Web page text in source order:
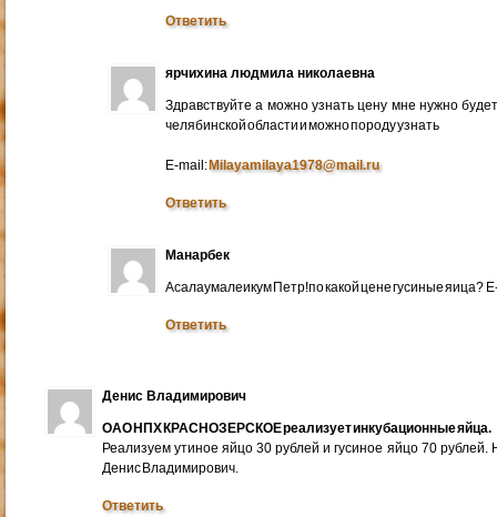
Ответить
ярчихина людмила николаевна
Здравствуйте а можно узнать цену мне нужно
челябинской области и можно породу узнать
E-mail:Milayamilaya1978@mail.ru
Ответить
Манарбек
Асалаумалеикум Петр!по какой цене гусиные яица?
Ответить
Денис Владимирович
ОАО НПХ КРАСНОЗЕРСКОЕ реализует инкубационные яйца.
Реализуем утиное яйцо 30 рублей и гусиное яйцо 70
Денис Владимирович.
Ответить